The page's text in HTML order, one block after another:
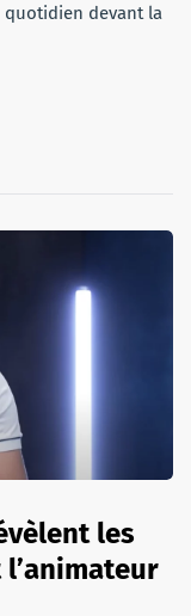
quotidien devant la
les